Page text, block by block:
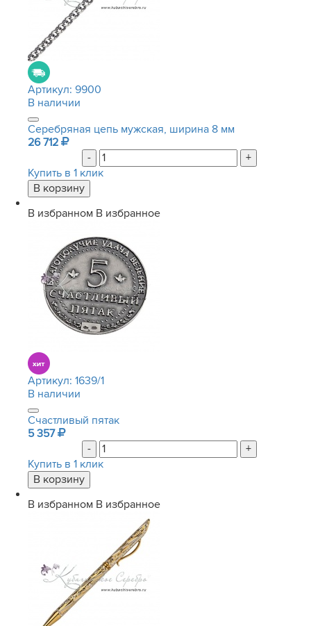
Артикул: 9900
В наличии
Серебряная цепь мужская, ширина 8 мм
26 712
-
+
Купить в 1 клик
В избранном В избранное
Артикул: 1639/1
В наличии
Счастливый пятак
5 357
-
+
Купить в 1 клик
В избранном В избранное